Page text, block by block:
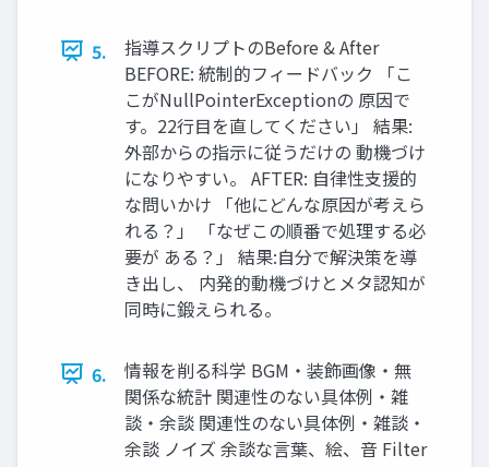
5.
指導スクリプトのBefore & After
BEFORE: 統制的フィードバック 「こ
こがNullPointerExceptionの 原因で
す。22行目を直してください」 結果:
外部からの指示に従うだけの 動機づけ
になりやすい。 AFTER: 自律性支援的
な問いかけ 「他にどんな原因が考えら
れる？」 「なぜこの順番で処理する必
要が ある？」 結果:自分で解決策を導
き出し、 内発的動機づけとメタ認知が
同時に鍛えられる。
6.
情報を削る科学 BGM・装飾画像・無
関係な統計 関連性のない具体例・雑
談・余談 関連性のない具体例・雑談・
余談 ノイズ 余談な言葉、絵、音 Filter